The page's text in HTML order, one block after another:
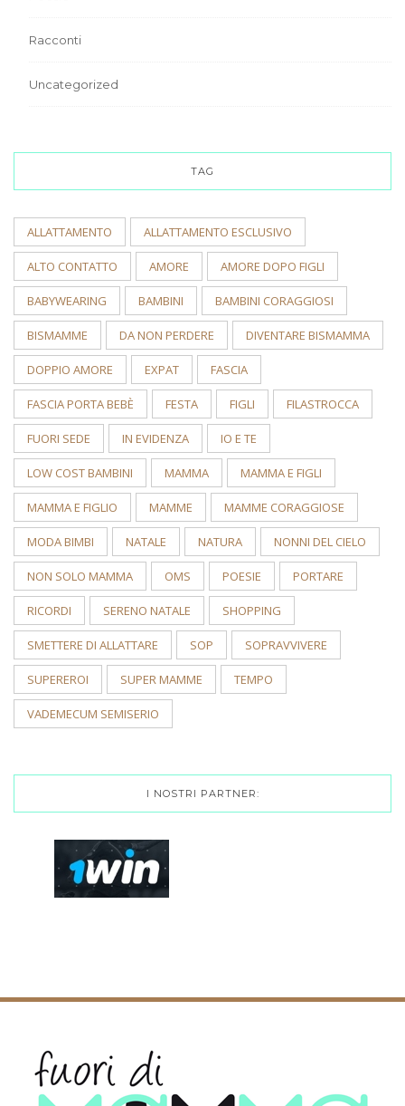
Racconti
Uncategorized
TAG
ALLATTAMENTO ALLATTAMENTO ESCLUSIVO
ALTO CONTATTO AMORE AMORE DOPO FIGLI
BABYWEARING BAMBINI BAMBINI CORAGGIOSI
BISMAMME DA NON PERDERE DIVENTARE BISMAMMA
DOPPIO AMORE EXPAT FASCIA
FASCIA PORTA BEBÈ FESTA FIGLI FILASTROCCA
FUORI SEDE IN EVIDENZA IO E TE
LOW COST BAMBINI MAMMA MAMMA E FIGLI
MAMMA E FIGLIO MAMME MAMME CORAGGIOSE
MODA BIMBI NATALE NATURA NONNI DEL CIELO
NON SOLO MAMMA OMS POESIE PORTARE
RICORDI SERENO NATALE SHOPPING
SMETTERE DI ALLATTARE SOP SOPRAVVIVERE
SUPEREROI SUPER MAMME TEMPO
VADEMECUM SEMISERIO
I NOSTRI PARTNER: